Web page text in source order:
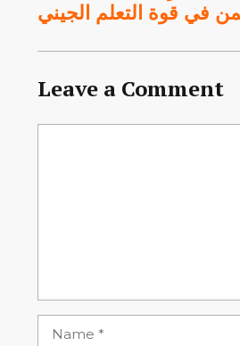
في قوة التعلم الجيني
Leave a Comment